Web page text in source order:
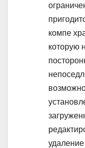
компе
которую